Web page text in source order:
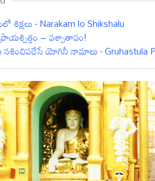
శిక్షలు - Narakam lo Shikshalu
– పశ్చాతాపం!
నశించిపచేసే యోగినీ నామాలు - Gruhastula